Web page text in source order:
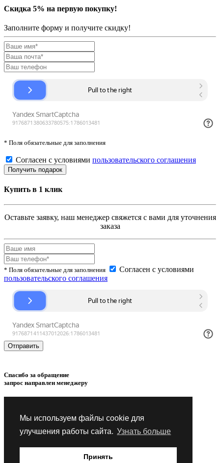
Мы используем файлы cookie для
улучшения работы сайта. Узнать больше
Принять
Скидка 5% на первую покупку!
Заполните форму и получите скидку!
* Поля обязательные для заполнения
Согласен с условиями пользовательского соглашения
Купить в 1 клик
Оставьте заявку, наш менеджер свяжется с вами для уточнения
заказа
* Поля обязательные для заполнения
Согласен с условиями
пользовательского соглашения
Спасибо за обращение
запрос направлен менеджеру
Товар успешноудалениз сравнения.
Товар успешнодобавленв избранное.